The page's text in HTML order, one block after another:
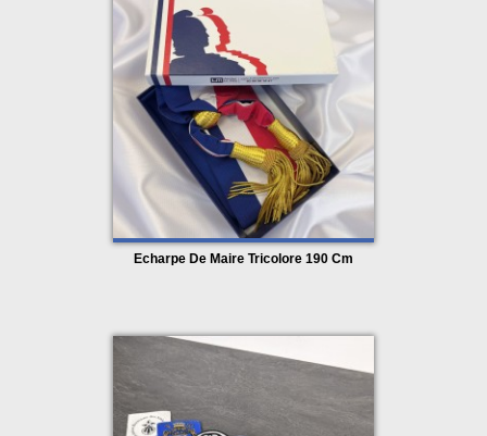
Echarpe De Maire Tricolore 190 Cm